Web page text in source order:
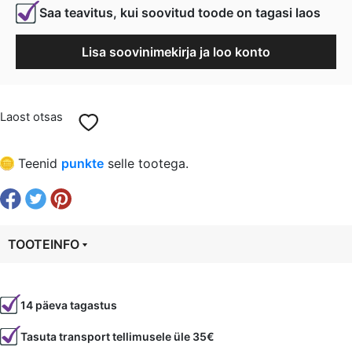
Saa teavitus, kui soovitud toode on tagasi laos
Lisa soovinimekirja ja loo konto
Laost otsas
Teenid punkte selle tootega.
TOOTEINFO
Värvus
Beež
Kuju
ümmargune
14 päeva tagastus
Tasuta transport tellimusele üle 35€